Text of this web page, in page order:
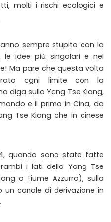
molti i rischi ecologici e
sempre stupito con la
le idee più singolari e nel
Ma pare che questa volta
ogni limite con la
diga sullo Yang Tse Kiang,
e il primo in Cina, da
Tse Kiang che in cinese
quando sono state fatte
i lati dello Yang Tse
o Fiume Azzurro), sulla
canale di derivazione in